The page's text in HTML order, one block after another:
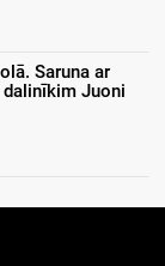
Saruna ar
dalinīkim Juoni